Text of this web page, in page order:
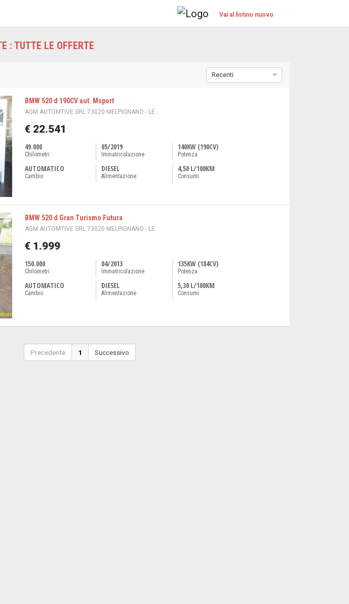
Vai al listino nuovo
: TUTTE LE OFFERTE
Recenti
BMW 520 d 190CV aut. Msport
AGM AUTOMTIVE SRL 73020 MELPIGNANO - LE
€ 22.541
49.000
Chilometri
05/2019
Immatricolazione
140KW (190CV)
Potenza
AUTOMATICO
Cambio
DIESEL
Alimentazione
4,50 L/100KM
Consumi
BMW 520 d Gran Turismo Futura
AGM AUTOMTIVE SRL 73020 MELPIGNANO - LE
€ 1.999
150.000
Chilometri
04/2013
Immatricolazione
135KW (184CV)
Potenza
AUTOMATICO
Cambio
DIESEL
Alimentazione
5,30 L/100KM
Consumi
Precedente 1 Successivo